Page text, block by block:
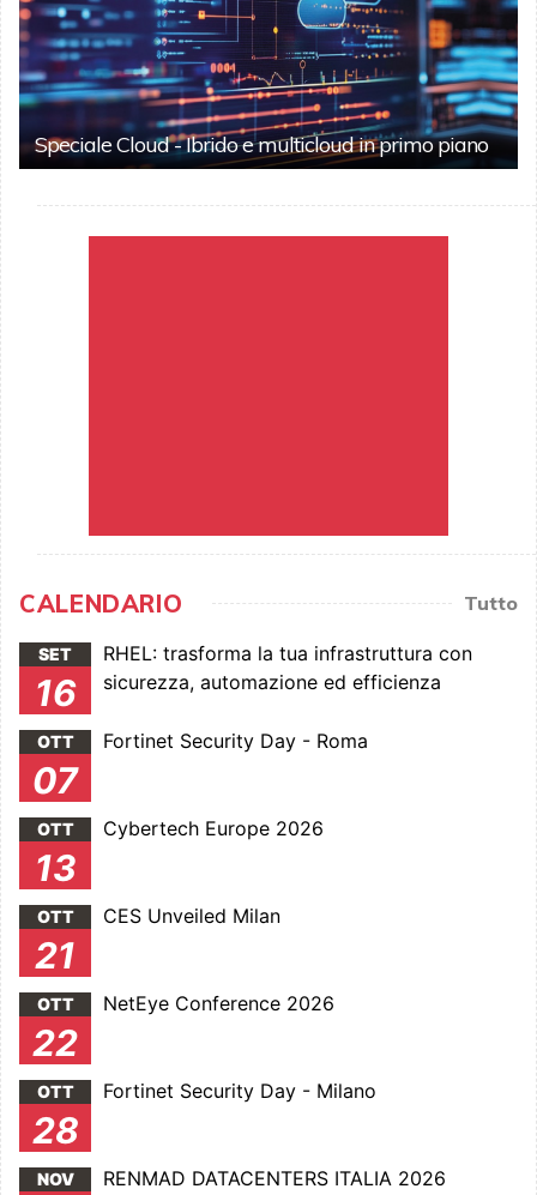
Speciale Cloud - Ibrido e multicloud in primo piano
CALENDARIO Tutto
SET
16
RHEL: trasforma la tua infrastruttura con
sicurezza, automazione ed efficienza
OTT
07
Fortinet Security Day - Roma
OTT
13
Cybertech Europe 2026
OTT
21
CES Unveiled Milan
OTT
22
NetEye Conference 2026
OTT
28
Fortinet Security Day - Milano
NOV RENMAD DATACENTERS ITALIA 2026